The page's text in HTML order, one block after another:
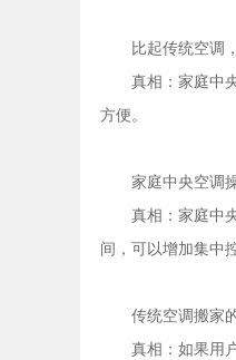
比起传统空调
真相：家庭中
方便。
家庭中央空调
真相：家庭中
间，可以增加集中
传统空调搬家
真相：如果用